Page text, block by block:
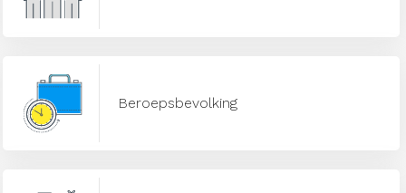
Beroepsbevolking